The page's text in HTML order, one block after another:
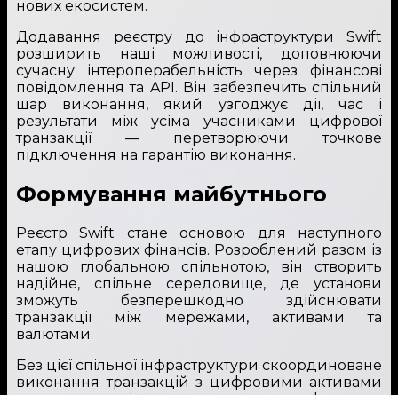
нових екосистем.
Додавання реєстру до інфраструктури Swift
розширить наші можливості, доповнюючи
сучасну інтероперабельність через фінансові
повідомлення та API. Він забезпечить спільний
шар виконання, який узгоджує дії, час і
результати між усіма учасниками цифрової
транзакції — перетворюючи точкове
підключення на гарантію виконання.
Формування майбутнього
Реєстр Swift стане основою для наступного
етапу цифрових фінансів. Розроблений разом із
нашою глобальною спільнотою, він створить
надійне, спільне середовище, де установи
зможуть безперешкодно здійснювати
транзакції між мережами, активами та
валютами.
Без цієї спільної інфраструктури скоординоване
виконання транзакцій з цифровими активами